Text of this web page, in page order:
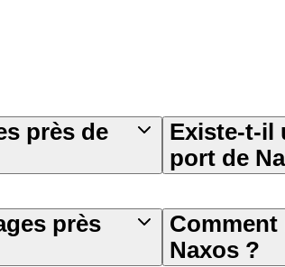
près de
Existe-t-il
port de
près
Comment
Naxos ?